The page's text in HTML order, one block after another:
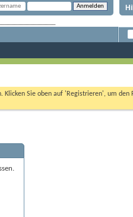
Klicken Sie oben auf 'Registrieren', um den